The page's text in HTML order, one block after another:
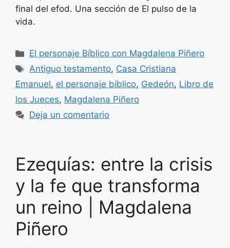
final del efod. Una sección de El pulso de la
vida.
Categorías
El personaje Bíblico con Magdalena Piñero
Etiquetas
Antiguo testamento, Casa Cristiana
Emanuel, el personaje bíblico, Gedeón, Libro de
los Jueces, Magdalena Piñero
Deja un comentario
Ezequías: entre la crisis
y la fe que transforma
un reino | Magdalena
Piñero